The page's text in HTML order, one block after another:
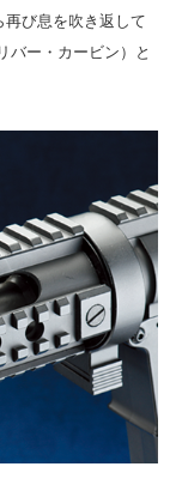
び息を吹き返して
バー・カービン）と